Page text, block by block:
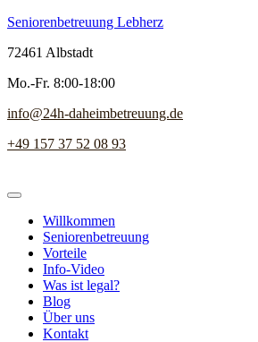
Seniorenbetreuung Lebherz
72461 Albstadt
Mo.-Fr. 8:00-18:00
info@24h-daheimbetreuung.de
+49 157 37 52 08 93
Willkommen
Seniorenbetreuung
Vorteile
Info-Video
Was ist legal?
Blog
Über uns
Kontakt